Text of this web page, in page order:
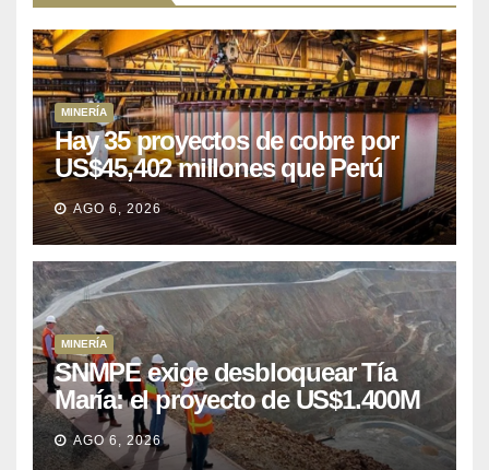
MINERÍA
Hay 35 proyectos de cobre por
US$45,402 millones que Perú
puede aprovechar
AGO 6, 2026
MINERÍA
SNMPE exige desbloquear Tía
María: el proyecto de US$1.400M
que Perú lleva 15 años
posponiendo
AGO 6, 2026